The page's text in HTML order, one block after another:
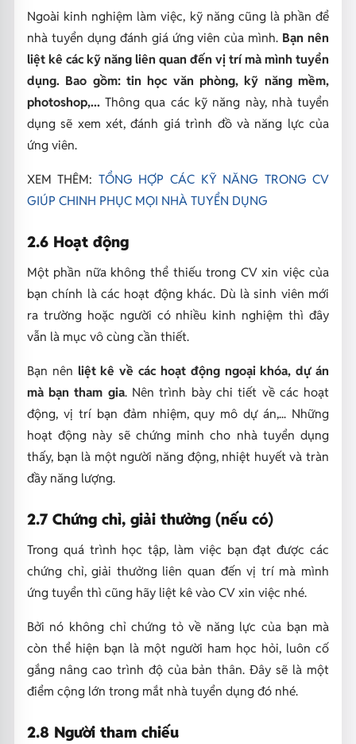
Ngoài kinh nghiệm làm việc, kỹ năng cũng là phần để
nhà tuyển dụng đánh giá ứng viên của mình. Bạn nên
liệt kê các kỹ năng liên quan đến vị trí mà mình tuyển
dụng. Bao gồm: tin học văn phòng, kỹ năng mềm,
photoshop,...Thông qua các kỹ năng này, nhà tuyển
dụng sẽ xem xét, đánh giá trình đồ và năng lực của
ứng viên.
XEM THÊM: TỔNG HỢP CÁC KỸ NĂNG TRONG CV
GIÚP CHINH PHỤC MỌI NHÀ TUYỂN DỤNG
2.6 Hoạt động
Một phần nữa không thể thiếu trong CV xin việc của
bạn chính là các hoạt động khác. Dù là sinh viên mới
ra trường hoặc người có nhiều kinh nghiệm thì đây
vẫn là mục vô cùng cần thiết.
Bạn nên liệt kê về các hoạt động ngoại khóa, dự án
mà bạn tham gia. Nên trình bày chi tiết về các hoạt
động, vị trí bạn đảm nhiệm, quy mô dự án,... Những
hoạt động này sẽ chứng minh cho nhà tuyển dụng
thấy, bạn là một người năng động, nhiệt huyết và tràn
đầy năng lượng.
2.7 Chứng chỉ, giải thưởng (nếu có)
Trong quá trình học tập, làm việc bạn đạt được các
chứng chỉ, giải thưởng liên quan đến vị trí mà mình
ứng tuyển thì cũng hãy liệt kê vào CV xin việc nhé.
Bởi nó không chỉ chứng tỏ về năng lực của bạn mà
còn thể hiện bạn là một người ham học hỏi, luôn cố
gắng nâng cao trình độ của bản thân. Đây sẽ là một
điểm cộng lớn trong mắt nhà tuyển dụng đó nhé.
2.8 Người tham chiếu